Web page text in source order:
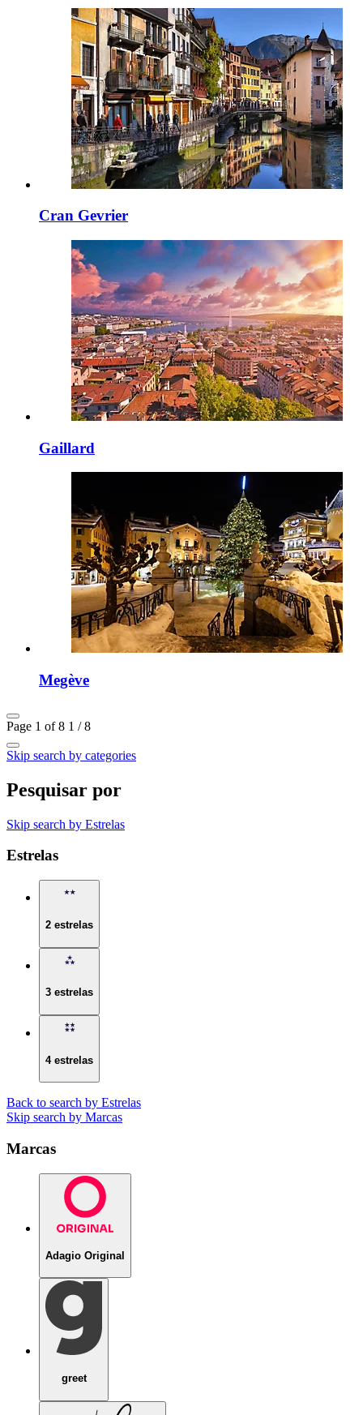
Cran Gevrier
Gaillard
Megève
Page 1 of 8 1 / 8
Skip search by categories
Pesquisar por
Skip search by Estrelas
Estrelas
2 estrelas
3 estrelas
4 estrelas
Back to search by Estrelas
Skip search by Marcas
Marcas
Adagio Original
greet